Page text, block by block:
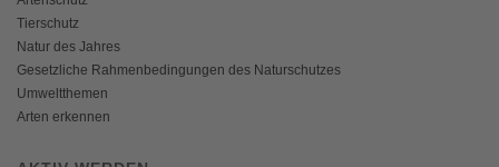
Tierschutz
Natur des Jahres
Gesetzliche Rahmenbedingungen des Naturschutzes
Umweltthemen
Arten erkennen